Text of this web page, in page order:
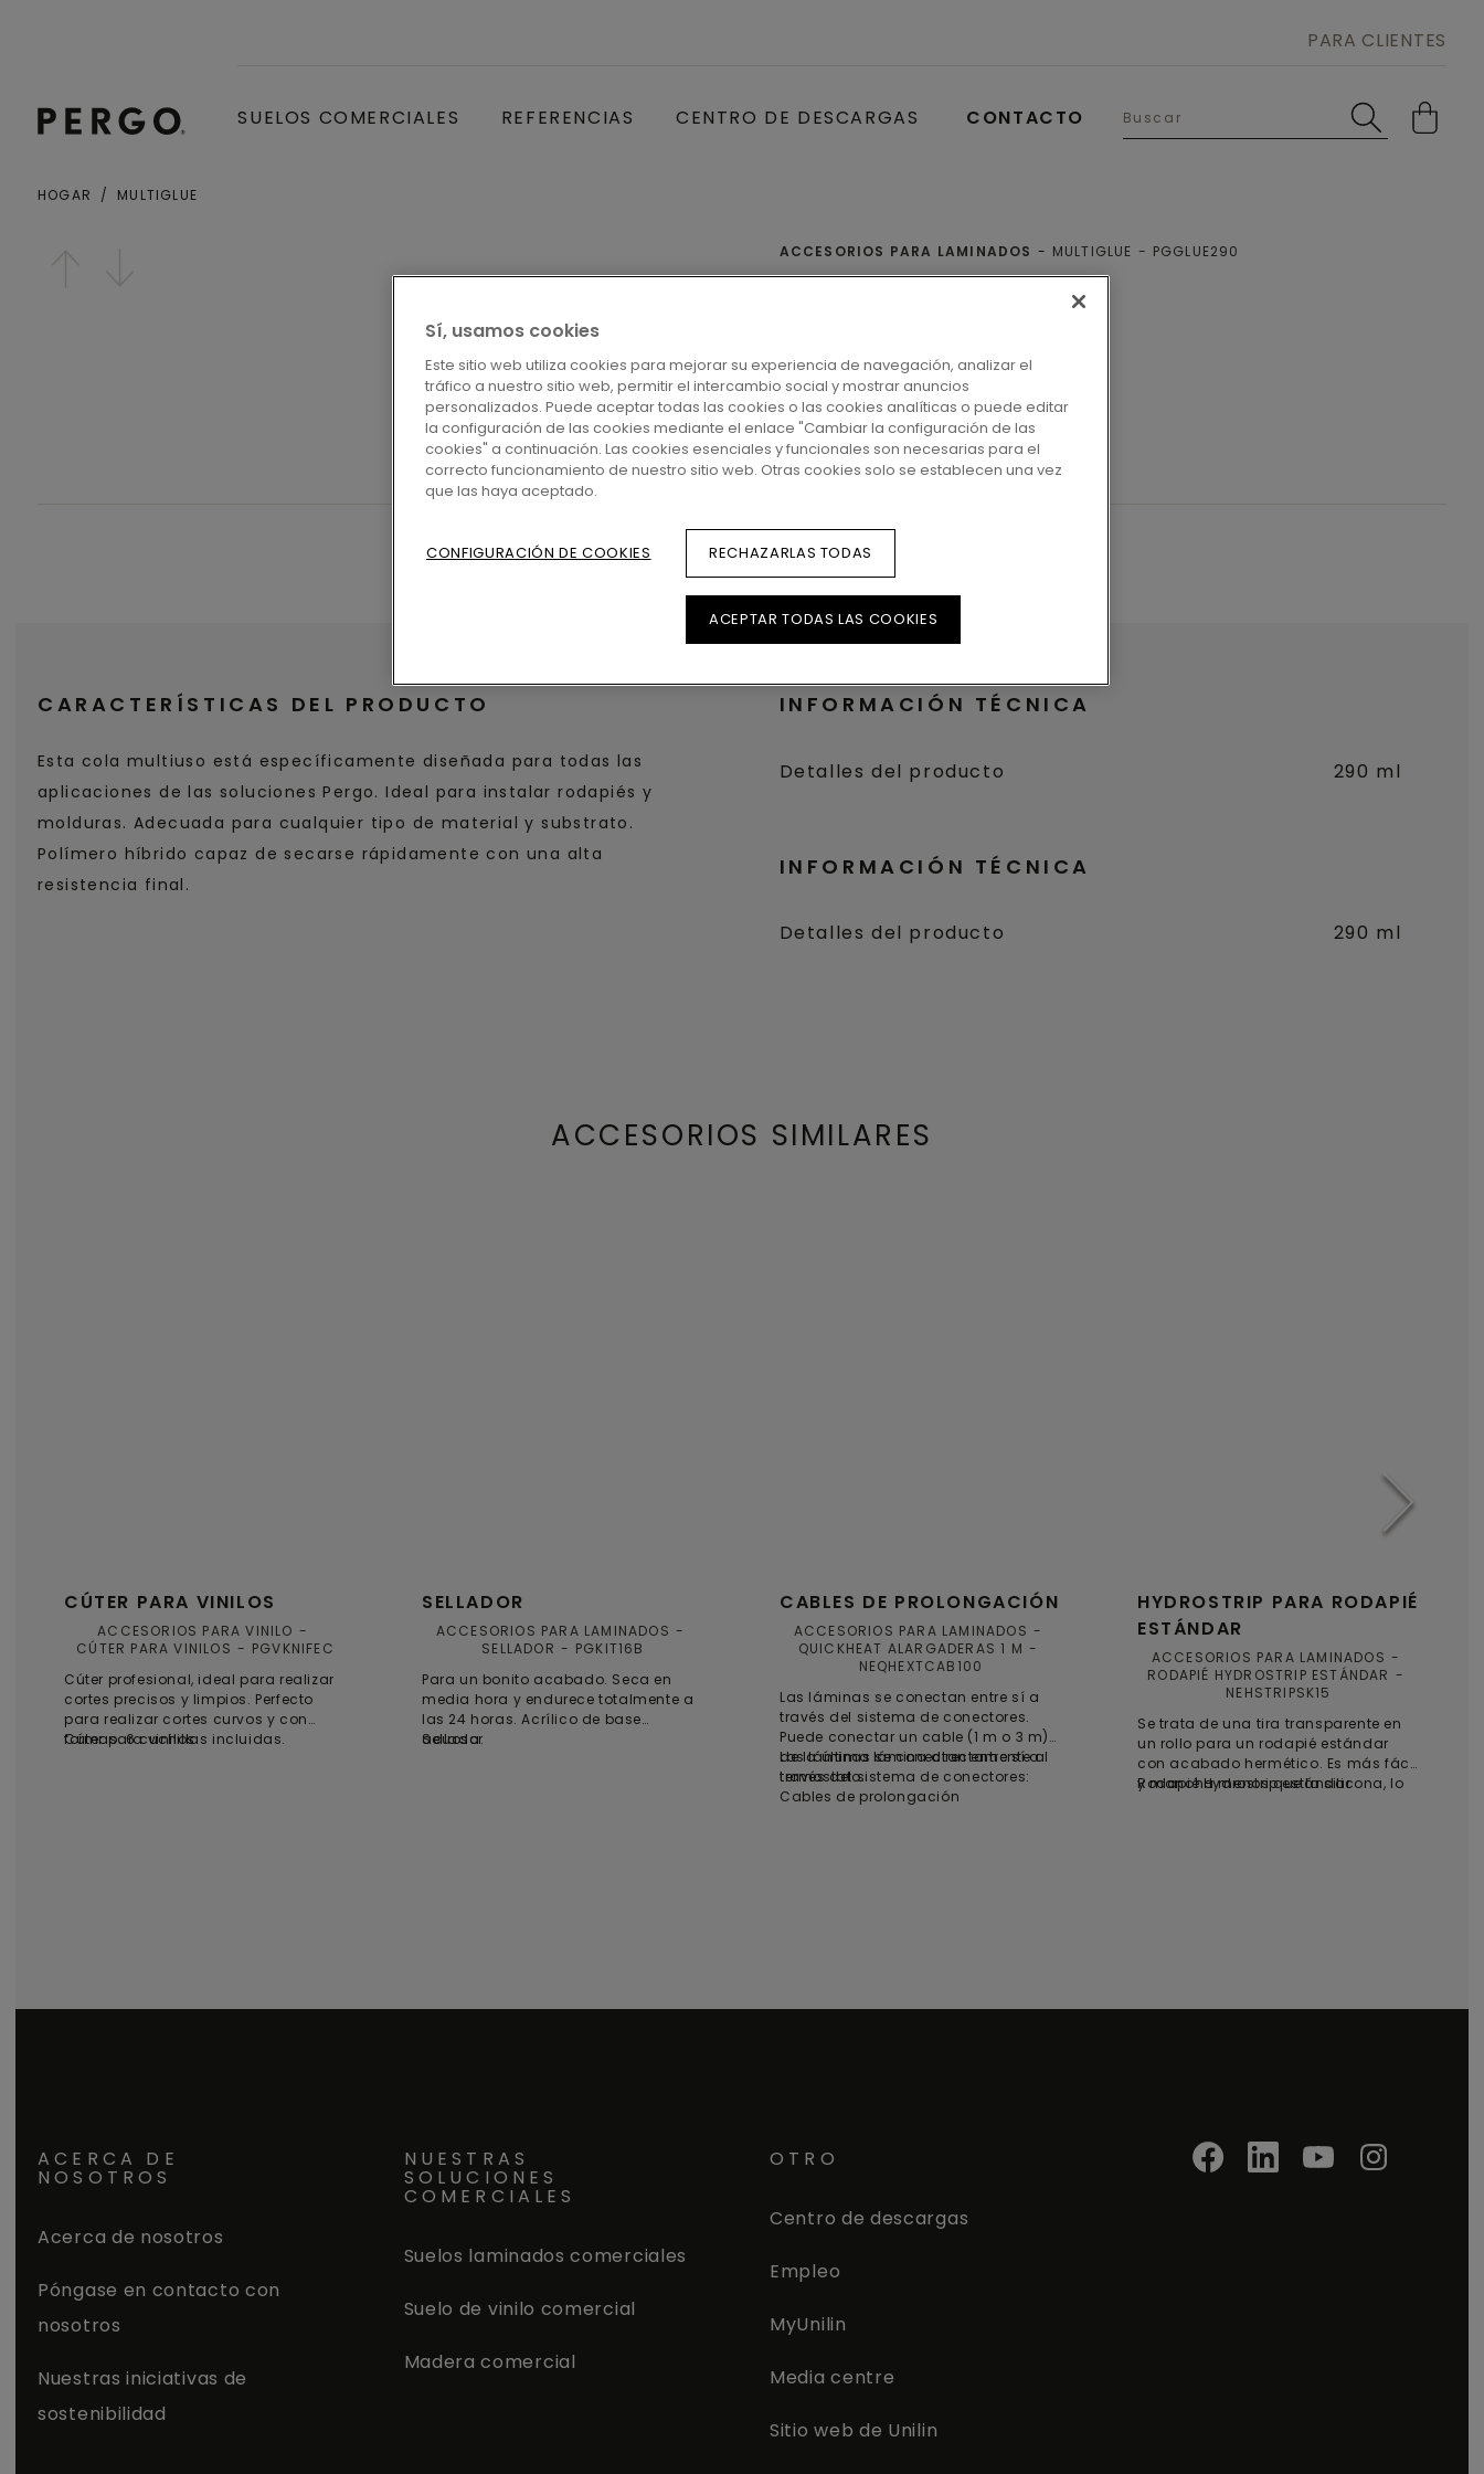
SUELOS COMERCIALES REFERENCIAS CENTRO DE DESCARGAS CONTACTO
PARA CLIENTES
HOGAR MULTIGLUE
ACCESORIOS PARA LAMINADOS MULTIGLUE PGGLUE290
CARACTERÍSTICAS DEL PRODUCTO
Esta cola multiuso está específicamente diseñada para todas las
aplicaciones de las soluciones Pergo. Ideal para instalar rodapiés y
molduras. Adecuada para cualquier tipo de material y substrato.
Polímero híbrido capaz de secarse rápidamente con una alta
resistencia final.
INFORMACIÓN TÉCNICA
Detalles del producto 290 ml
INFORMACIÓN TÉCNICA
Detalles del producto 290 ml
ACCESORIOS SIMILARES
CÚTER PARA VINILOS
ACCESORIOS PARA VINILO
CÚTER PARA VINILOS
PGVKNIFEC
Cúter profesional, ideal para realizar
cortes precisos y limpios. Perfecto
para realizar cortes curvos y con
formas. 6 cuchillas incluidas.
Cúter para vinilos
SELLADOR
ACCESORIOS PARA LAMINADOS
SELLADOR
PGKIT16B
Para un bonito acabado. Seca en
media hora y endurece totalmente a
las 24 horas. Acrílico de base
acuosa.
Sellador
CABLES DE PROLONGACIÓN
ACCESORIOS PARA LAMINADOS
QUICKHEAT ALARGADERAS 1 M
NEQHEXTCAB100
Las láminas se conectan entre sí a
través del sistema de conectores.
Puede conectar un cable (1 m o 3 m)
de la última lámina directamente al
termostato.
Las láminas se conectan entre sí a
través del sistema de conectores:
Cables de prolongación
HYDROSTRIP PARA RODAPIÉ
ESTÁNDAR
ACCESORIOS PARA LAMINADOS
RODAPIÉ HYDROSTRIP ESTÁNDAR
NEHSTRIPSK15
Se trata de una tira transparente en
un rollo para un rodapié estándar
con acabado hermético. Es más fácil
y mancha menos que la silicona, lo
Rodapié Hydrostrip estándar
ACERCA DE
NOSOTROS
Acerca de nosotros
Póngase en contacto con
nosotros
Nuestras iniciativas de
sostenibilidad
NUESTRAS
SOLUCIONES
COMERCIALES
Suelos laminados comerciales
Suelo de vinilo comercial
Madera comercial
OTRO
Centro de descargas
Empleo
MyUnilin
Media centre
Sitio web de Unilin
Sí, usamos cookies
Este sitio web utiliza cookies para mejorar su experiencia de navegación, analizar el
tráfico a nuestro sitio web, permitir el intercambio social y mostrar anuncios
personalizados. Puede aceptar todas las cookies o las cookies analíticas o puede editar
la configuración de las cookies mediante el enlace "Cambiar la configuración de las
cookies" a continuación. Las cookies esenciales y funcionales son necesarias para el
correcto funcionamiento de nuestro sitio web. Otras cookies solo se establecen una vez
que las haya aceptado.
CONFIGURACIÓN DE COOKIES RECHAZARLAS TODAS
ACEPTAR TODAS LAS COOKIES